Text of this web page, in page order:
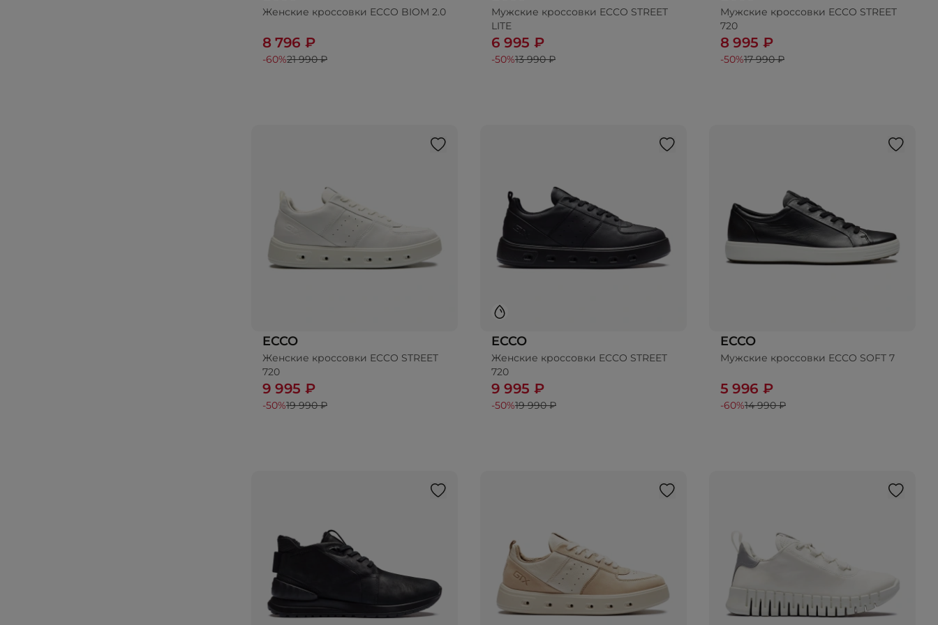
Женские кроссовки ECCO BIOM 2.0
8 796 ₽
-60%21 990 ₽
Мужские кроссовки ECCO STREET
LITE
6 995 ₽
-50%13 990 ₽
Мужские кроссовки ECCO STREET
720
8 995 ₽
-50%17 990 ₽
ECCO
Женские кроссовки ECCO STREET
720
9 995 ₽
-50%19 990 ₽
ECCO
Женские кроссовки ECCO STREET
720
9 995 ₽
-50%19 990 ₽
ECCO
Мужские кроссовки ECCO SOFT 7
5 996 ₽
-60%14 990 ₽
Добавить в корзину